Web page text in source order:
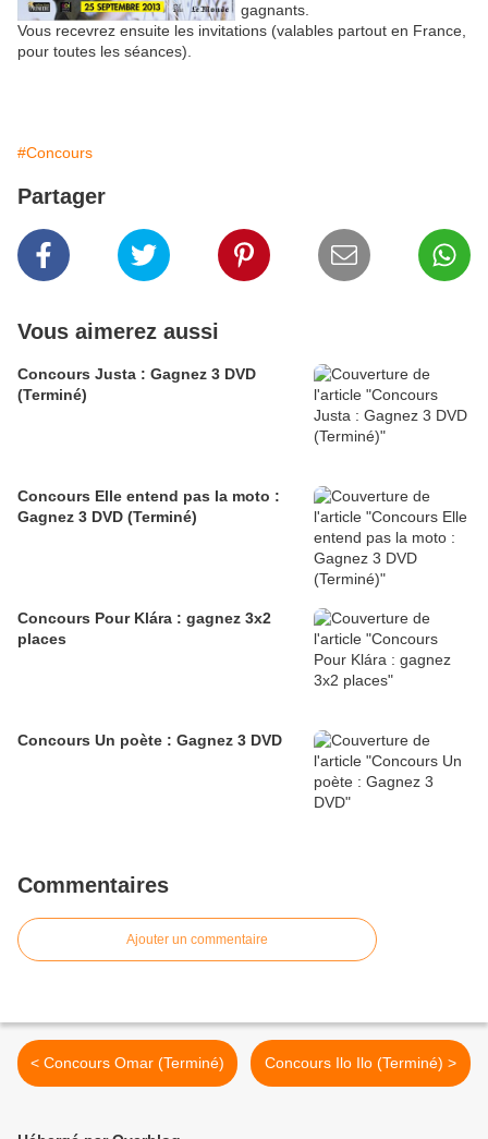
gagnants.
Vous recevrez ensuite les invitations (valables partout en France,
pour toutes les séances).
#Concours
Partager
Vous aimerez aussi
Concours Justa : Gagnez 3 DVD
(Terminé)
Concours Elle entend pas la moto :
Gagnez 3 DVD (Terminé)
Concours Pour Klára : gagnez 3x2
places
Concours Un poète : Gagnez 3 DVD
Commentaires
Ajouter un commentaire
< Concours Omar (Terminé) Concours Ilo Ilo (Terminé) >